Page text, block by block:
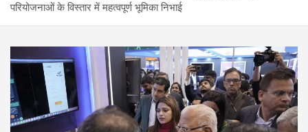
परियोजनाओं के विस्तार में महत्वपूर्ण भूमिका निभाई